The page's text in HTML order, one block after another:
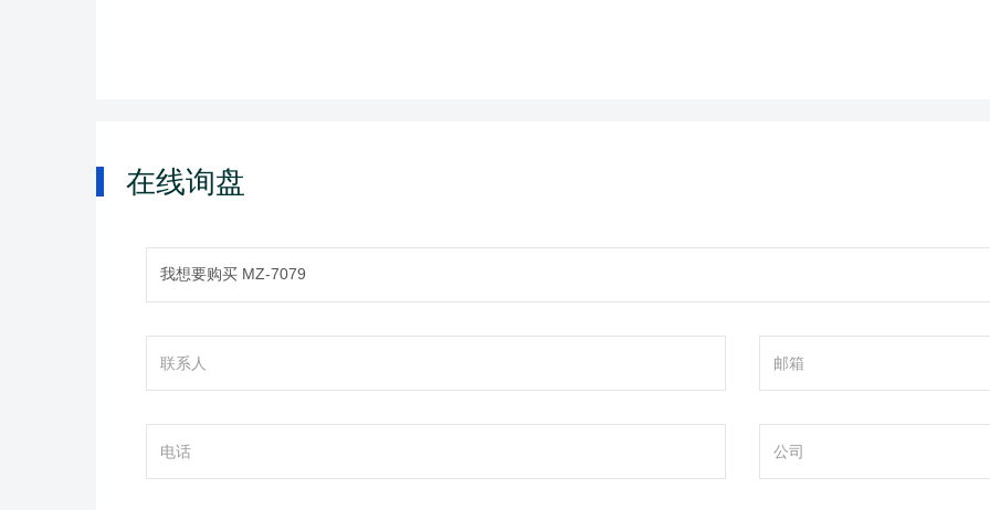
在线询盘